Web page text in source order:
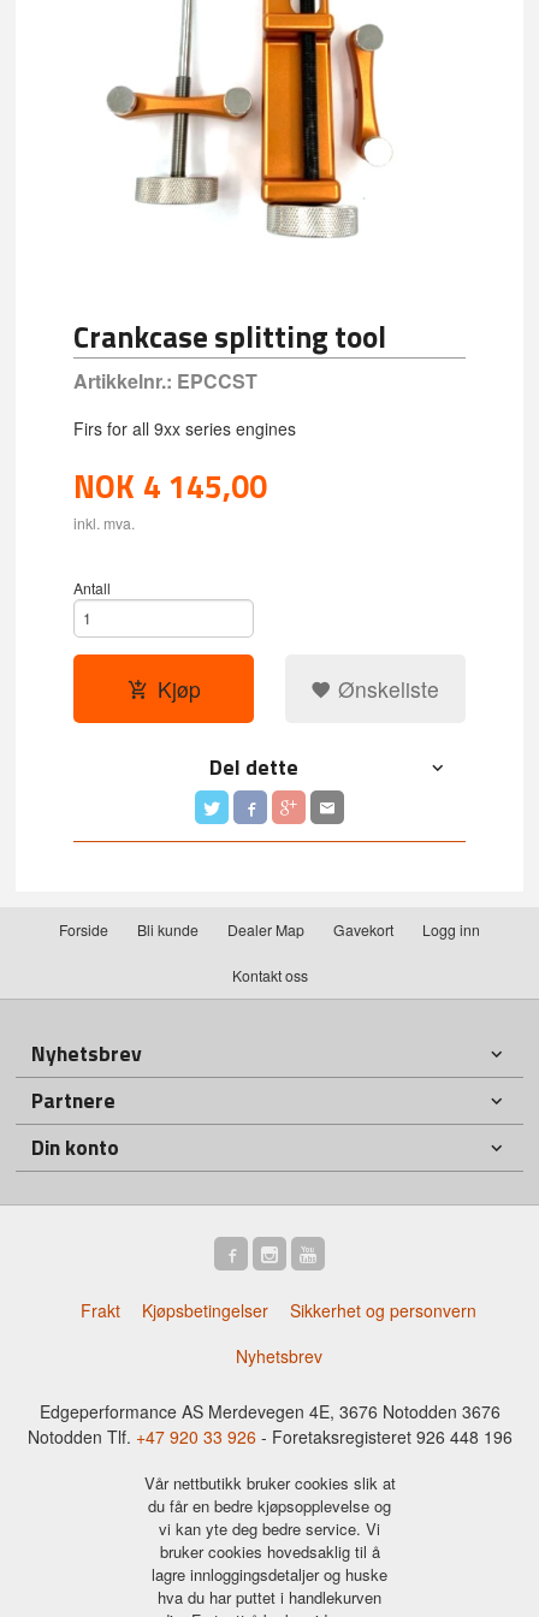
Crankcase splitting tool
Artikkelnr.: EPCCST
Firs for all 9xx series engines
NOK 4 145,00
inkl. mva.
Antall
Kjøp Ønskeliste
Del dette
Forside Bli kunde Dealer Map Gavekort Logg inn
Kontakt oss
Nyhetsbrev
Partnere
Din konto
Frakt Kjøpsbetingelser
Sikkerhet og personvern
Nyhetsbrev
Edgeperformance AS Merdevegen 4E, 3676 Notodden 3676
Notodden Tlf. +47 920 33 926 - Foretaksregisteret 926 448 196
Vår nettbutikk bruker cookies slik at
du får en bedre kjøpsopplevelse og
vi kan yte deg bedre service. Vi
bruker cookies hovedsaklig til å
lagre innloggingsdetaljer og huske
hva du har puttet i handlekurven